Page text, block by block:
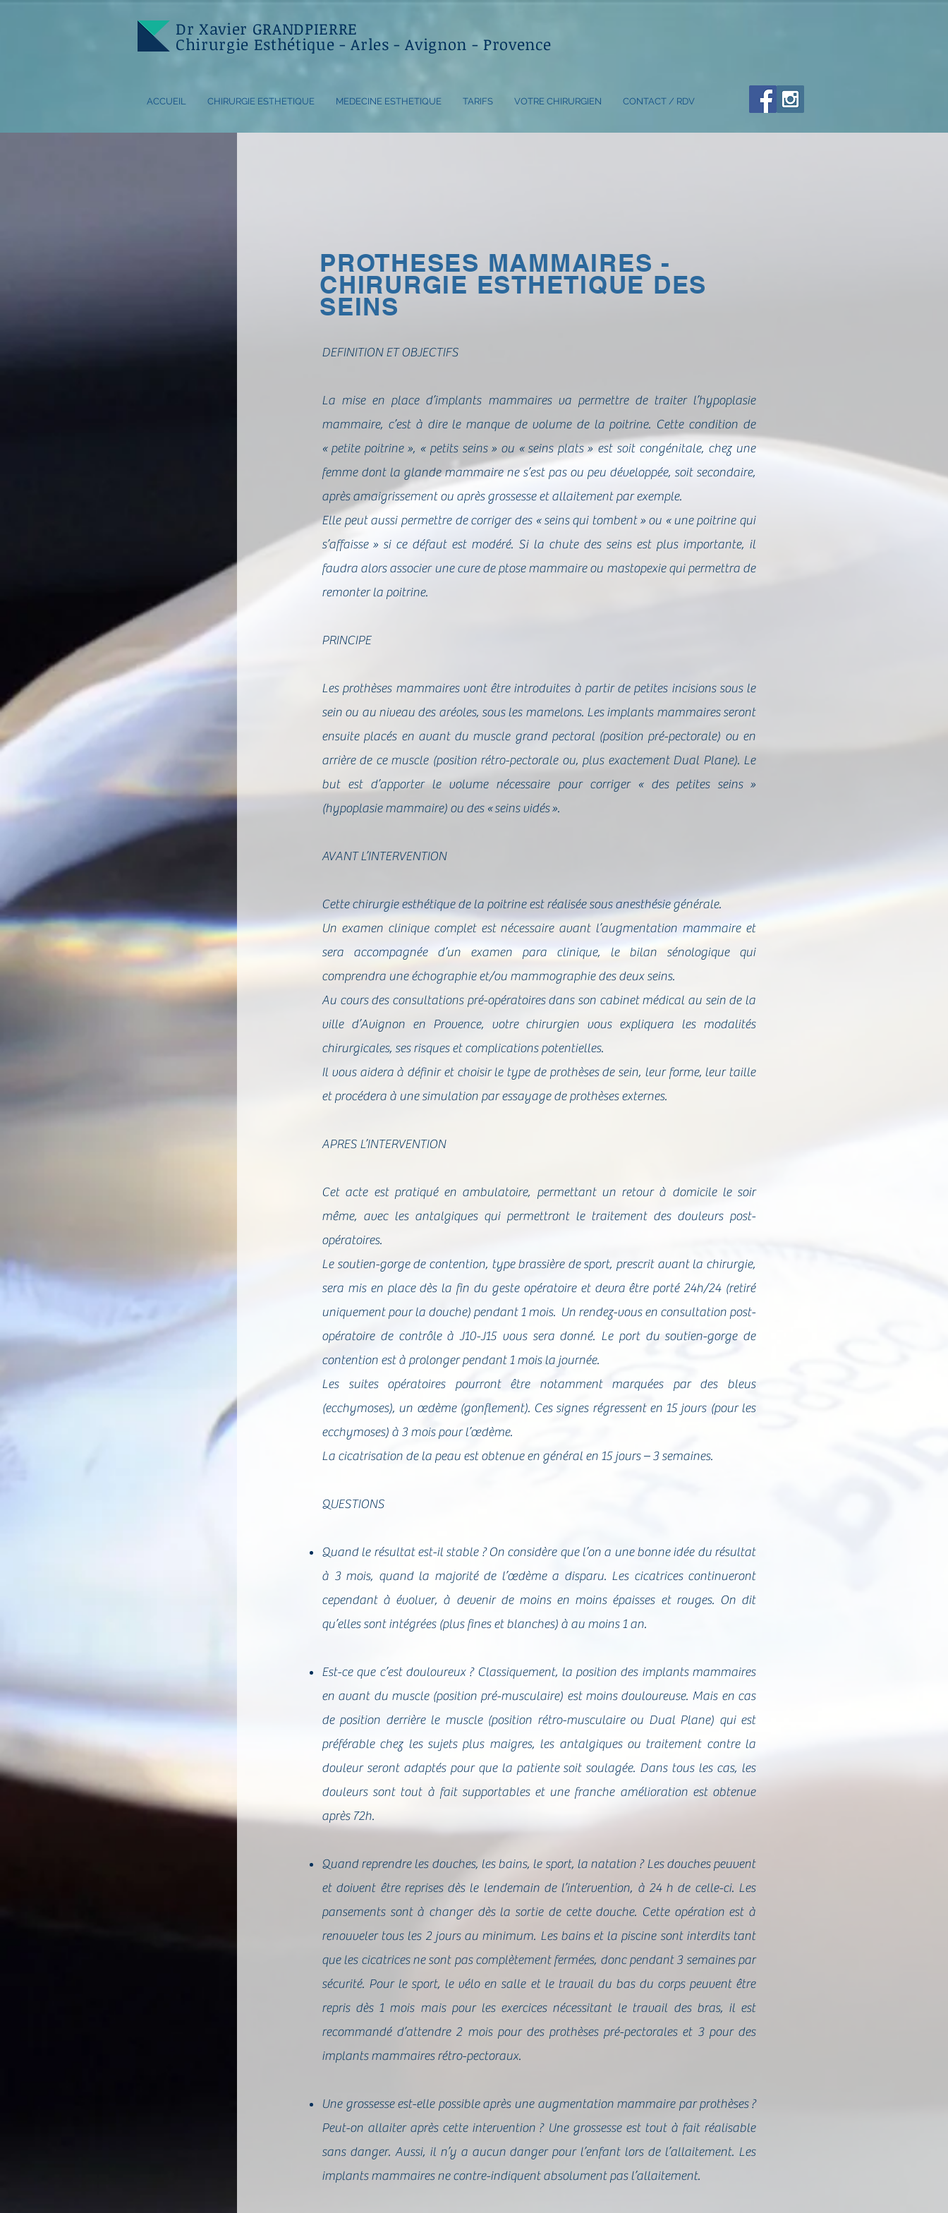
Dr Xavier GRANDPIERRE
Chirurgie Esthétique - Arles - Avignon - Provence
ACCUEIL CHIRURGIE ESTHETIQUE MEDECINE ESTHETIQUE TARIFS VOTRE CHIRURGIEN CONTACT / RDV
PROTHESES MAMMAIRES -
CHIRURGIE ESTHETIQUE DES
SEINS
DEFINITION ET OBJECTIFS
La mise en place d’implants mammaires va permettre de traiter l’hypoplasie
mammaire, c’est à dire le manque de volume de la poitrine. Cette condition de
« petite poitrine », « petits seins » ou « seins plats » est soit congénitale, chez une
femme dont la glande mammaire ne s’est pas ou peu développée, soit secondaire,
après amaigrissement ou après grossesse et allaitement par exemple.
Elle peut aussi permettre de corriger des « seins qui tombent » ou « une poitrine qui
s’affaisse » si ce défaut est modéré. Si la chute des seins est plus importante, il
faudra alors associer une cure de ptose mammaire ou mastopexie qui permettra de
remonter la poitrine.
PRINCIPE
Les prothèses mammaires vont être introduites à partir de petites incisions sous le
sein ou au niveau des aréoles, sous les mamelons. Les implants mammaires seront
ensuite placés en avant du muscle grand pectoral (position pré-pectorale) ou en
arrière de ce muscle (position rétro-pectorale ou, plus exactement Dual Plane). Le
but est d’apporter le volume nécessaire pour corriger « des petites seins »
(hypoplasie mammaire) ou des « seins vidés ».
AVANT L’INTERVENTION
Cette chirurgie esthétique de la poitrine est réalisée sous anesthésie générale.
Un examen clinique complet est nécessaire avant l’augmentation mammaire et
sera accompagnée d’un examen para clinique, le bilan sénologique qui
comprendra une échographie et/ou mammographie des deux seins.
Au cours des consultations pré-opératoires dans son cabinet médical au sein de la
ville d’Avignon en Provence, votre chirurgien vous expliquera les modalités
chirurgicales, ses risques et complications potentielles.
Il vous aidera à définir et choisir le type de prothèses de sein, leur forme, leur taille
et procédera à une simulation par essayage de prothèses externes.
APRES L’INTERVENTION
Cet acte est pratiqué en ambulatoire, permettant un retour à domicile le soir
même, avec les antalgiques qui permettront le traitement des douleurs post-
opératoires.
Le soutien-gorge de contention, type brassière de sport, prescrit avant la chirurgie,
sera mis en place dès la fin du geste opératoire et devra être porté 24h/24 (retiré
uniquement pour la douche) pendant 1 mois. Un rendez-vous en consultation post-
opératoire de contrôle à J10-J15 vous sera donné. Le port du soutien-gorge de
contention est à prolonger pendant 1 mois la journée.
Les suites opératoires pourront être notamment marquées par des bleus
(ecchymoses), un œdème (gonflement). Ces signes régressent en 15 jours (pour les
ecchymoses) à 3 mois pour l’œdème.
La cicatrisation de la peau est obtenue en général en 15 jours – 3 semaines.
QUESTIONS
Quand le résultat est-il stable ? On considère que l’on a une bonne idée du résultat
à 3 mois, quand la majorité de l’œdème a disparu. Les cicatrices continueront
cependant à évoluer, à devenir de moins en moins épaisses et rouges. On dit
qu’elles sont intégrées (plus fines et blanches) à au moins 1 an.
Est-ce que c’est douloureux ? Classiquement, la position des implants mammaires
en avant du muscle (position pré-musculaire) est moins douloureuse. Mais en cas
de position derrière le muscle (position rétro-musculaire ou Dual Plane) qui est
préférable chez les sujets plus maigres, les antalgiques ou traitement contre la
douleur seront adaptés pour que la patiente soit soulagée. Dans tous les cas, les
douleurs sont tout à fait supportables et une franche amélioration est obtenue
après 72h.
Quand reprendre les douches, les bains, le sport, la natation ? Les douches peuvent
et doivent être reprises dès le lendemain de l’intervention, à 24 h de celle-ci. Les
pansements sont à changer dès la sortie de cette douche. Cette opération est à
renouveler tous les 2 jours au minimum. Les bains et la piscine sont interdits tant
que les cicatrices ne sont pas complètement fermées, donc pendant 3 semaines par
sécurité. Pour le sport, le vélo en salle et le travail du bas du corps peuvent être
repris dès 1 mois mais pour les exercices nécessitant le travail des bras, il est
recommandé d’attendre 2 mois pour des prothèses pré-pectorales et 3 pour des
implants mammaires rétro-pectoraux.
Une grossesse est-elle possible après une augmentation mammaire par prothèses ?
Peut-on allaiter après cette intervention ? Une grossesse est tout à fait réalisable
sans danger. Aussi, il n’y a aucun danger pour l’enfant lors de l’allaitement. Les
implants mammaires ne contre-indiquent absolument pas l’allaitement.